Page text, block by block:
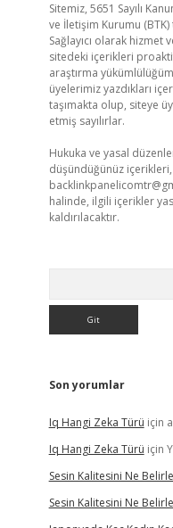
Sitemiz, 5651 Sayılı
ve İletişim Kurumu
Sağlayıcı olarak
sitedeki içerikleri
araştırma
üyelerimiz yazdıkları
taşımakta olup, siteye
etmiş sayılırlar.
Hukuka ve yasal
düşündüğünüz içerikleri,
halinde, ilgili içerikler
kaldırılacaktır.
Son yorumlar
Iq Hangi Zeka Türü için
Iq Hangi Zeka Türü için
Sesin Kalitesini Ne
Sesin Kalitesini Ne